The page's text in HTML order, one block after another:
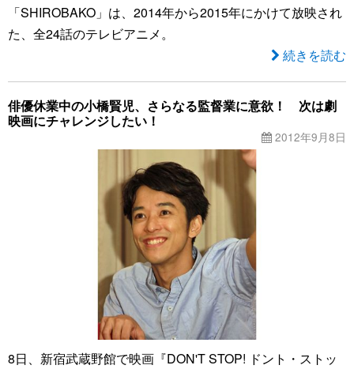
「SHIROBAKO」は、2014年から2015年にかけて放映され
た、全24話のテレビアニメ。
続きを読む
俳優休業中の小橋賢児、さらなる監督業に意欲！ 次は劇
映画にチャレンジしたい！
2012年9月8日
8日、新宿武蔵野館で映画『DON'T STOP! ドント・ストッ